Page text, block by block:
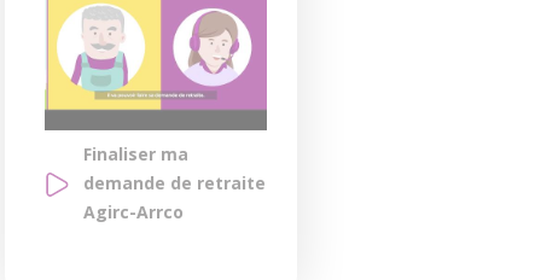
Finaliser ma
demande de retraite
Agirc-Arrco